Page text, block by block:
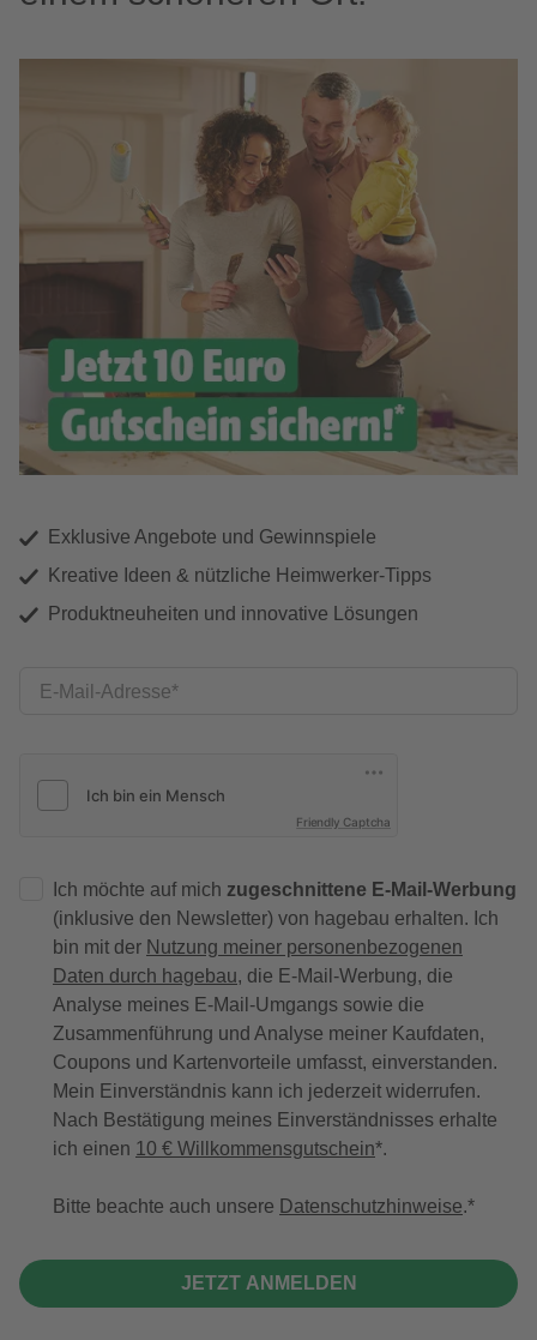
Exklusive Angebote und Gewinnspiele
Kreative Ideen & nützliche Heimwerker-Tipps
Produktneuheiten und innovative Lösungen
E-Mail-Adresse
Friendly Captcha
Ich möchte auf mich zugeschnittene E-Mail-Werbung
(inklusive den Newsletter) von hagebau erhalten. Ich
bin mit der Nutzung meiner personenbezogenen
Daten durch hagebau, die E-Mail-Werbung, die
Analyse meines E-Mail-Umgangs sowie die
Zusammenführung und Analyse meiner Kaufdaten,
Coupons und Kartenvorteile umfasst, einverstanden.
Mein Einverständnis kann ich jederzeit widerrufen.
Nach Bestätigung meines Einverständnisses erhalte
ich einen 10 € Willkommensgutschein*.
Bitte beachte auch unsere Datenschutzhinweise.
JETZT ANMELDEN